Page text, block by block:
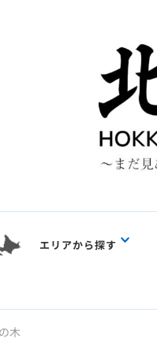
エリアから探す
木